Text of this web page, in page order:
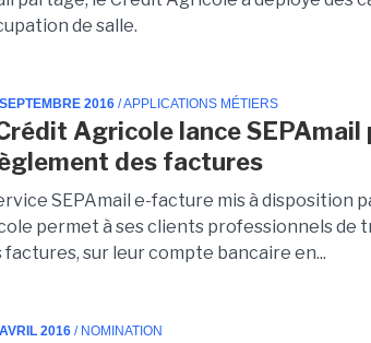
de salle.
2016 / APPLICATIONS MÉTIERS
Agricole lance
des factures
SEPAmail e-facture mis à disposition
permet à ses clients professionnels de
factures, sur leur compte bancaire en...
2016 / NOMINATION